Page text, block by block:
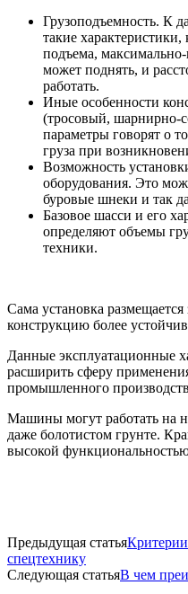
Грузоподъемность. К
такие
подъема,
может поднять, и
работать.
Иные особенности
(тросовый, шарнирно-
параметры говорят о
груза при
Возможность
оборудования. Это
буровые шнеки и так
Базовое шасси и его
определяют объемы
техники.
Сама установка
конструкцию более
Данные эксплуатационные
расширить сферу
промышленного
Машины могут работать на
даже болотистом грунте.
высокой
Предыдущая статья
спецтехнику
Следующая статьяВ чем